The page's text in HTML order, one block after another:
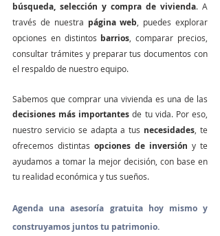
búsqueda, selección y compra de vivienda. A
través de nuestra página web , puedes explorar
opciones en distintos barrios , comparar precios,
consultar trámites y preparar tus documentos con
el respaldo de nuestro equipo.
decisiones más importantes de tu vida. Por eso,
nuestro servicio se adapta a tus necesidades , te
ofrecemos distintas opciones de inversión y te
ayudamos a tomar la mejor decisión, con base en
tu realidad económica y tus sueños.
Agenda una asesoría gratuita hoy mismo y
construyamos juntos tu patrimonio.